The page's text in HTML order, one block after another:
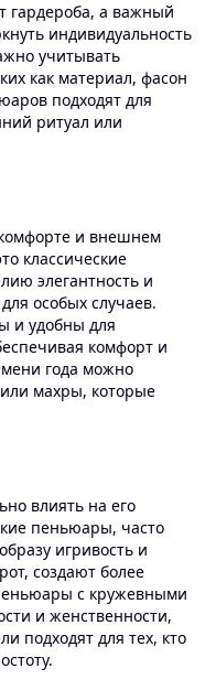
гардероба, а важный
индивидуальность
учитывать
как материал, фасон
подходят для
ритуал или
и внешнем
классические
элегантность и
особых случаев.
и удобны для
комфорт и
года можно
махры, которые
влиять на его
пеньюары, часто
игривость и
создают более
с кружевными
и женственности,
подходят для тех, кто